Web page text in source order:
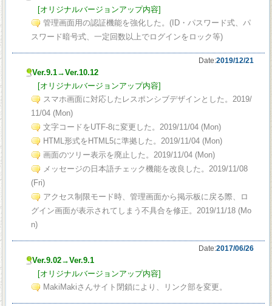
[オリジナルバージョンアップ内容]
管理画面用の認証機能を強化した。(ID・パスワード式、パ
スワード暗号式、一定回数以上でログインをロック等)
Date:2019/12/21
Ver.9.1→Ver.10.12
[オリジナルバージョンアップ内容]
スマホ画面に対応したレスポンシブデザインとした。2019/
11/04 (Mon)
文字コードをUTF-8に変更した。2019/11/04 (Mon)
HTML形式をHTML5に準拠した。2019/11/04 (Mon)
画面のツリー表示を廃止した。2019/11/04 (Mon)
メッセージの日本語チェック機能を改良した。2019/11/08
(Fri)
アクセス制限モード時、管理画面から掲示板に戻る際、ロ
グイン画面が表示されてしまう不具合を修正。2019/11/18 (Mo
n)
Date:2017/06/26
Ver.9.02→Ver.9.1
[オリジナルバージョンアップ内容]
MakiMakiさんサイト閉鎖により、リンク部を変更。